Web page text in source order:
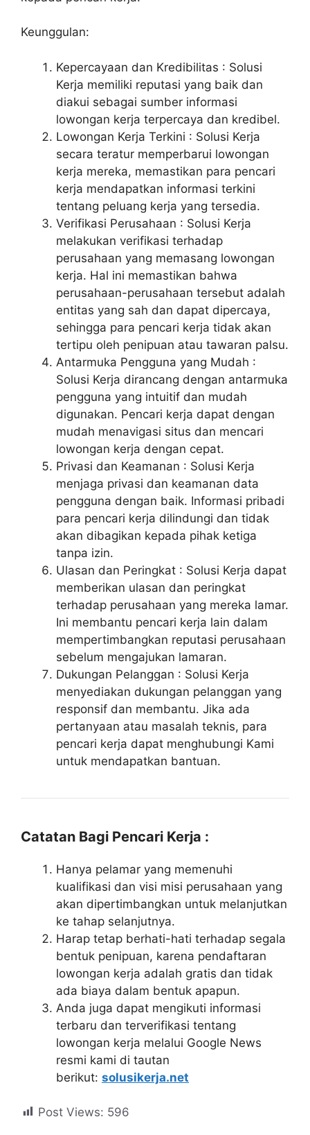
Keunggulan:
Kepercayaan dan Kredibilitas : Solusi
Kerja memiliki reputasi yang baik dan
diakui sebagai sumber informasi
lowongan kerja terpercaya dan kredibel.
Lowongan Kerja Terkini : Solusi Kerja
secara teratur memperbarui lowongan
kerja mereka, memastikan para pencari
kerja mendapatkan informasi terkini
tentang peluang kerja yang tersedia.
Verifikasi Perusahaan : Solusi Kerja
melakukan verifikasi terhadap
perusahaan yang memasang lowongan
kerja. Hal ini memastikan bahwa
perusahaan-perusahaan tersebut adalah
entitas yang sah dan dapat dipercaya,
sehingga para pencari kerja tidak akan
tertipu oleh penipuan atau tawaran palsu.
Antarmuka Pengguna yang Mudah :
Solusi Kerja dirancang dengan antarmuka
pengguna yang intuitif dan mudah
digunakan. Pencari kerja dapat dengan
mudah menavigasi situs dan mencari
lowongan kerja dengan cepat.
Privasi dan Keamanan : Solusi Kerja
menjaga privasi dan keamanan data
pengguna dengan baik. Informasi pribadi
para pencari kerja dilindungi dan tidak
akan dibagikan kepada pihak ketiga
tanpa izin.
Ulasan dan Peringkat : Solusi Kerja dapat
memberikan ulasan dan peringkat
terhadap perusahaan yang mereka lamar.
Ini membantu pencari kerja lain dalam
mempertimbangkan reputasi perusahaan
sebelum mengajukan lamaran.
Dukungan Pelanggan : Solusi Kerja
menyediakan dukungan pelanggan yang
responsif dan membantu. Jika ada
pertanyaan atau masalah teknis, para
pencari kerja dapat menghubungi Kami
untuk mendapatkan bantuan.
Catatan Bagi Pencari Kerja :
Hanya pelamar yang memenuhi
kualifikasi dan visi misi perusahaan yang
akan dipertimbangkan untuk melanjutkan
ke tahap selanjutnya.
Harap tetap berhati-hati terhadap segala
bentuk penipuan, karena pendaftaran
lowongan kerja adalah gratis dan tidak
ada biaya dalam bentuk apapun.
Anda juga dapat mengikuti informasi
terbaru dan terverifikasi tentang
lowongan kerja melalui Google News
resmi kami di tautan
berikut: solusikerja.net
Post Views: 596